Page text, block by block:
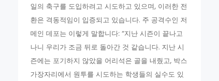
일의 축구를 도입하려고 시도하고 있으며, 이러한 전
환은 격동적임이 입증되고 있습니다. 주 공격수인 저
메인 데포는 이렇게 말합니다: “지난 시즌이 끝나고
나니 우리가 조금 뒤로 돌아간 것 같습니다. 지난 시
즌에는 포기하지 않았을 어리석은 골을 내줬고, 박스
가장자리에서 원투를 시도하는 학생들의 실수도 있